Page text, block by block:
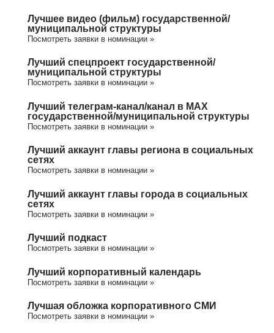
Лучшее видео (фильм) государственной/
муниципальной структуры
Посмотреть заявки в номинации »
Лучший спецпроект государственной/
муниципальной структуры
Посмотреть заявки в номинации »
Лучший телеграм-канал/канал в МАХ
государственной/муниципальной структуры
Посмотреть заявки в номинации »
Лучший аккаунт главы региона в социальных
сетях
Посмотреть заявки в номинации »
Лучший аккаунт главы города в социальных
сетях
Посмотреть заявки в номинации »
Лучший подкаст
Посмотреть заявки в номинации »
Лучший корпоративный календарь
Посмотреть заявки в номинации »
Лучшая обложка корпоративного СМИ
Посмотреть заявки в номинации »